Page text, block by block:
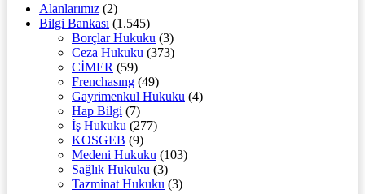
Alanlarımız (2)
Bilgi Bankası (1.545)
Borçlar Hukuku (3)
Ceza Hukuku (373)
CİMER (59)
Frenchasıng (49)
Gayrimenkul Hukuku (4)
Hap Bilgi (7)
İş Hukuku (277)
KOSGEB (9)
Medeni Hukuku (103)
Sağlık Hukuku (3)
Tazminat Hukuku (3)